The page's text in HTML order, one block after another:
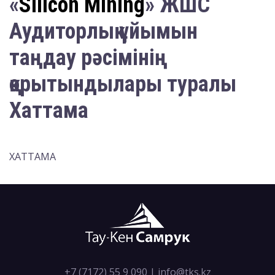
Аудиторлық ұйымын
таңдау рәсімінің
қорытындылары туралы
Хаттама
ХАТТАМА
+7 (7172) 55 9 090 | info@tks.kz